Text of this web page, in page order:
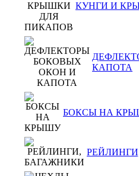
КУНГИ И
КАПОТА
БОКСЫ НА